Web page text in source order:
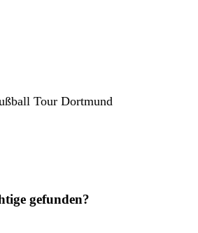
Tour Dortmund
gefunden?